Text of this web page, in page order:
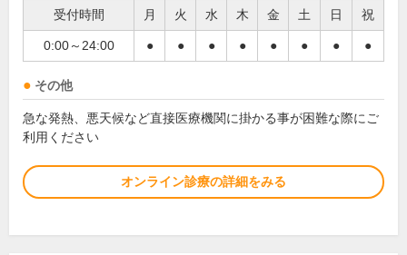
受付時間 月 火 水 木 金 土 日 祝
0:00～24:00 ● ● ● ● ● ● ● ●
その他
急な発熱、悪天候など直接医療機関に掛かる事が困難な際にご
利用ください
オンライン診療の詳細をみる